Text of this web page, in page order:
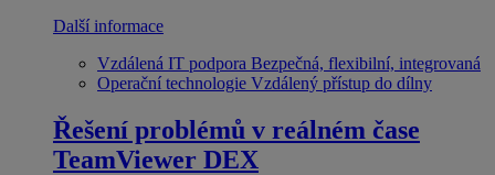
Další informace
Vzdálená IT podpora Bezpečná, flexibilní, integrovaná
Operační technologie Vzdálený přístup do dílny
Řešení problémů v reálném čase
TeamViewer DEX